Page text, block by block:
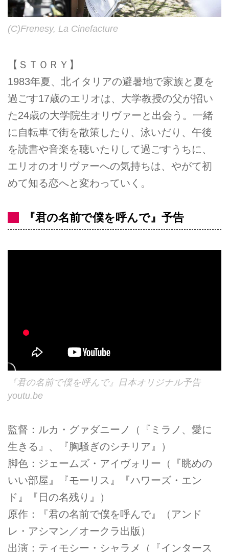
(C)Frenesy, La Cinefacture
【ＳＴＯＲＹ】
1983年夏、北イタリアの避暑地で家族と夏を
過ごす17歳のエリオは、大学教授の父が招い
た24歳の大学院生オリヴァーと出会う。一緒
に自転車で街を散策したり、泳いだり、午後
を読書や音楽を聴いたりして過ごすうちに、
エリオのオリヴァーへの気持ちは、やがて初
めて知る恋へと変わっていく。
『君の名前で僕を呼んで』予告
『君の名前で僕を呼んで』日本オリジナル予告
youtu.be
監督：ルカ・グァダニーノ（『ミラノ、愛に
生きる』、『胸騒ぎのシチリア』）
脚色：ジェームズ・アイヴォリー（『眺めの
いい部屋』『モーリス』『ハワーズ・エン
ド』『日の名残り』）
原作：『君の名前で僕を呼んで』（アンド
レ・アシマン／オークラ出版）
出演：ティモシー・シャラメ（『インタース